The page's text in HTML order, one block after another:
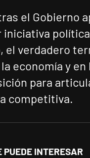
el Gobierno
iniciativa
el verdadero
economía y en
para
competitiva.
PUEDE INTERESAR